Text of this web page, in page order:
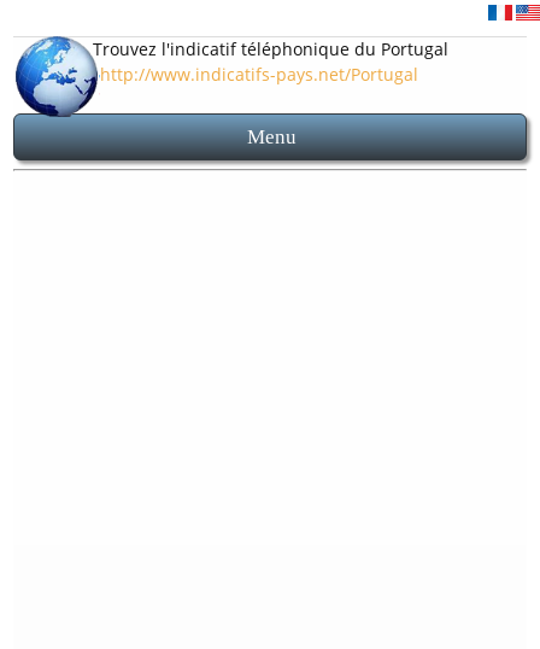
Trouvez l'indicatif téléphonique du Portugal
http://www.indicatifs-pays.net/Portugal
Menu